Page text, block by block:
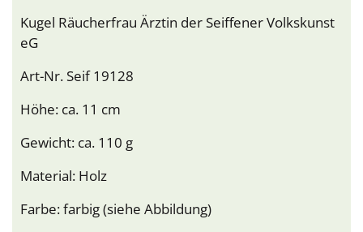
Kugel Räucherfrau Ärztin der Seiffener Volkskunst
eG
Art-Nr. Seif 19128
Höhe: ca. 11 cm
Gewicht: ca. 110 g
Material: Holz
Farbe: farbig (siehe Abbildung)